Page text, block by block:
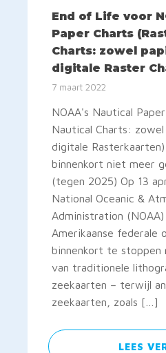
End of Life voor
Paper Charts
Charts: zowel
digitale Raster
7 maart 2022
NOAA's Nautical
Nautical Charts: zowel
digitale
binnenkort niet meer
(tegen 2025) Op 13
National Oceanic &
Administration
Amerikaanse federale
binnenkort te stoppen
van traditionele
zeekaarten – terwijl
zeekaarten, zoals […]
LEES